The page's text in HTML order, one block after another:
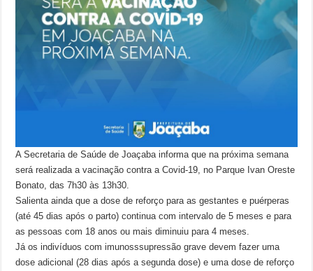
A Secretaria de Saúde de Joaçaba informa que na próxima semana
será realizada a vacinação contra a Covid-19, no Parque Ivan Oreste
Bonato, das 7h30 às 13h30.
Salienta ainda que a dose de reforço para as gestantes e puérperas
(até 45 dias após o parto) continua com intervalo de 5 meses e para
as pessoas com 18 anos ou mais diminuiu para 4 meses.
Já os indivíduos com imunosssupressão grave devem fazer uma
dose adicional (28 dias após a segunda dose) e uma dose de reforço